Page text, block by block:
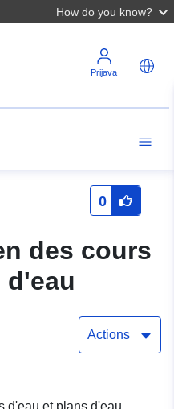
How do you know?
Prijava
0
des cours
d'eau
Actions